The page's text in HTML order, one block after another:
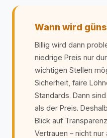
Wann wird
Billig wird dann
niedrige Preis nur
wichtigen Stellen
Sicherheit, faire
Standards. Dann
als der Preis.
Blick auf
Vertrauen – nicht nur